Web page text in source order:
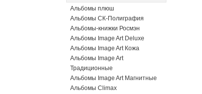
Альбомы плюш
Альбомы СК-Полиграфия
Альбомы-книжки Росмэн
Альбомы Image Art Deluxe
Альбомы Image Art Кожа
Альбомы Image Art
Традиционные
Альбомы Image Art Магнитные
Альбомы Climax